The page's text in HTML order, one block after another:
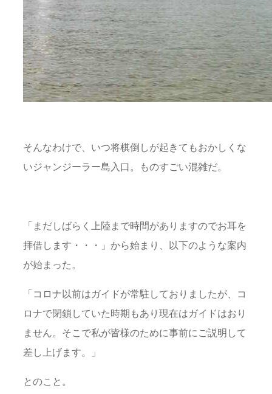
そんなわけで、いつ将棋倒しが起きてもおかしくな
いジャンジーラー島入口。ものすごい混雑だ。
「まだしばらく上陸まで時間がありますのでお耳を
拝借します・・・」から始まり、以下のような案内
が始まった。
「コロナ以前はガイドが常駐しておりましたが、コ
ロナで閉鎖していた時期もあり現在はガイドはおり
ません。そこで私が皆様のために事前にご説明して
差し上げます。」
とのこと。